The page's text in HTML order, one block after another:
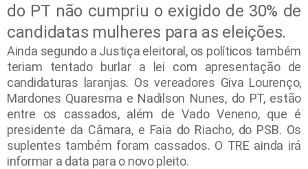
do PT não cumpriu o exigido de 30% de
candidatas mulheres para as eleições.
Ainda segundo a Justiça eleitoral, os políticos também
teriam tentado burlar a lei com apresentação de
candidaturas laranjas. Os vereadores Giva Lourenço,
Mardones Quaresma e Nadilson Nunes, do PT, estão
entre os cassados, além de Vado Veneno, que é
presidente da Câmara, e Faia do Riacho, do PSB. Os
suplentes também foram cassados. O TRE ainda irá
informar a data para o novo pleito.